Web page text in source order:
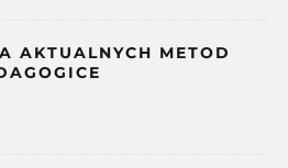
AKTUALNYCH METOD